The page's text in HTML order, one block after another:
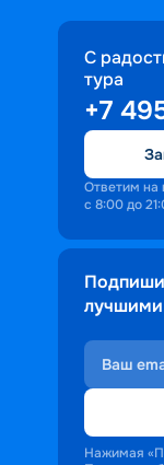
Испании,
других
С
тура
+7
Ответим на
с 8:00 до
Нажимая